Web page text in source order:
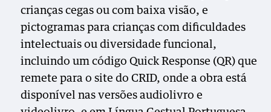
crianças cegas ou com baixa visão, e
pictogramas para crianças com dificuldades
intelectuais ou diversidade funcional,
incluindo um código Quick Response (QR) que
remete para o site do CRID, onde a obra está
disponível nas versões audiolivro e